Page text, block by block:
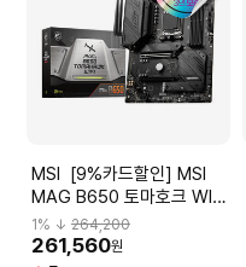
MSI [9%카드할인] MSI
MAG B650 토마호크 WIFI
메인보드 [오늘출발/안전포
장]
1% ↓ 264,200
261,560원